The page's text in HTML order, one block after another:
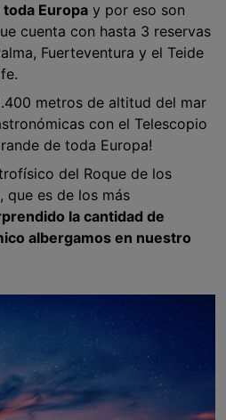
Europa y por eso son
cuenta con hasta 3 reservas
Fuerteventura y el Teide
metros de altitud del mar
con el Telescopio
de toda Europa!
del Roque de los
que es de los más
la cantidad de
albergamos en nuestro